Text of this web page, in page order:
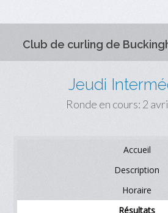
Club de curling de
Jeudi
Ronde en cours: 2
Accueil
Description
Horaire
Résultats